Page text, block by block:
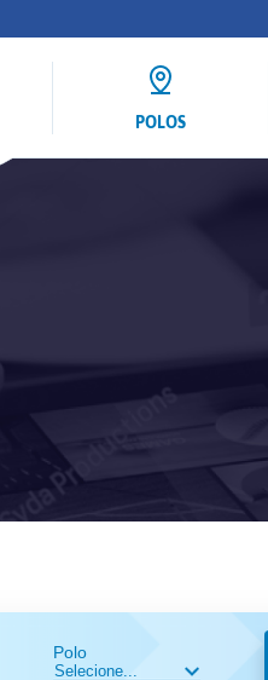
POLOS
Polo